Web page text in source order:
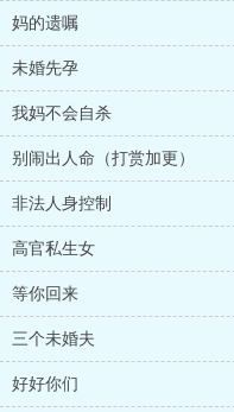
涉及现实纯架空，如有雷同
满百加更，打赏加更。
妈的遗嘱
未婚先孕
我妈不会自杀
别闹出人命（打赏加更）
非法人身控制
高官私生女
等你回来
三个未婚夫
好好你们